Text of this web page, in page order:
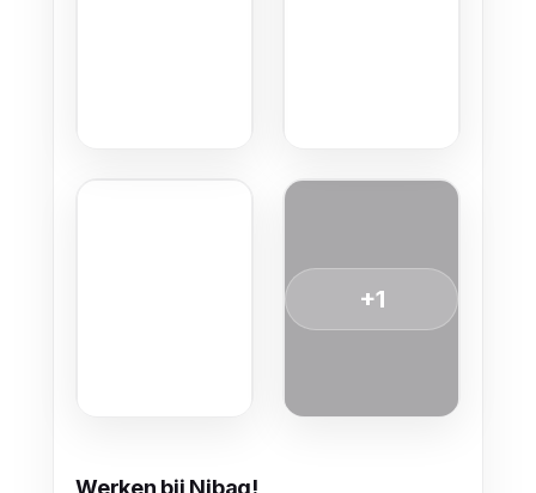
+1
Werken bij Nibag!